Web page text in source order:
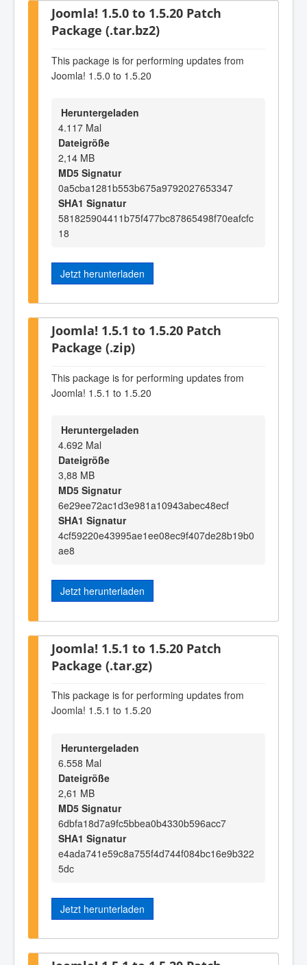
Joomla! 1.5.0 to 1.5.20 Patch
Package (.tar.bz2)
This package is for performing updates from
Joomla! 1.5.0 to 1.5.20
Heruntergeladen
4.117 Mal
Dateigröße
2,14 MB
MD5 Signatur
0a5cba1281b553b675a9792027653347
SHA1 Signatur
581825904411b75f477bc87865498f70eafcfc
18
Jetzt herunterladen
Joomla! 1.5.1 to 1.5.20 Patch
Package (.zip)
This package is for performing updates from
Joomla! 1.5.1 to 1.5.20
Heruntergeladen
4.692 Mal
Dateigröße
3,88 MB
MD5 Signatur
6e29ee72ac1d3e981a10943abec48ecf
SHA1 Signatur
4cf59220e43995ae1ee08ec9f407de28b19b0
ae8
Jetzt herunterladen
Joomla! 1.5.1 to 1.5.20 Patch
Package (.tar.gz)
This package is for performing updates from
Joomla! 1.5.1 to 1.5.20
Heruntergeladen
6.558 Mal
Dateigröße
2,61 MB
MD5 Signatur
6dbfa18d7a9fc5bbea0b4330b596acc7
SHA1 Signatur
e4ada741e59c8a755f4d744f084bc16e9b322
5dc
Jetzt herunterladen